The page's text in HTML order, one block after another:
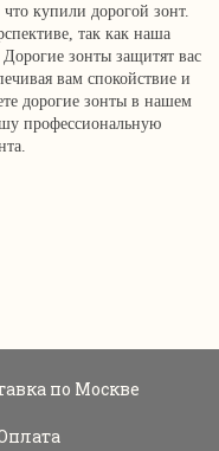
купили дорогой зонт.
так как наша
зонты защитят вас
вам спокойствие и
дорогие зонты в нашем
профессиональную
по Москве